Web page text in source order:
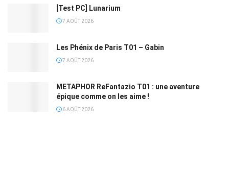
[Test PC] Lunarium
7 AOÛT 2026
Les Phénix de Paris T01 – Gabin
7 AOÛT 2026
METAPHOR ReFantazio T01 : une aventure
épique comme on les aime !
6 AOÛT 2026